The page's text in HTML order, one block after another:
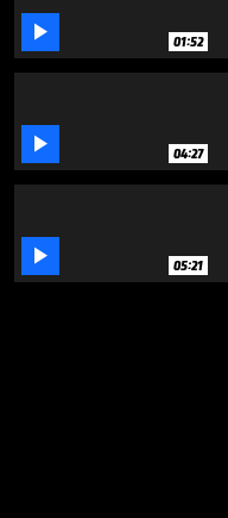
 01:52
 04:27
 05:21